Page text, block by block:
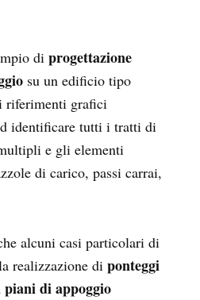
di progettazione
su un edificio tipo
riferimenti grafici
identificare tutti i tratti di
e gli elementi
di carico, passi carrai,
alcuni casi particolari di
realizzazione di ponteggi
piani di appoggio